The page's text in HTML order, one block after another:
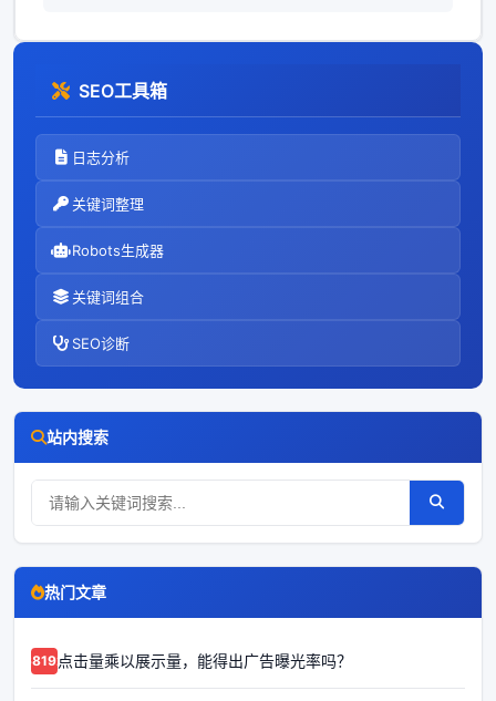
SEO工具箱
日志分析
关键词整理
Robots生成器
关键词组合
SEO诊断
站内搜索
热门文章
68192点击量乘以展示量，能得出广告曝光率吗？